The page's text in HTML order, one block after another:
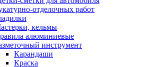
отделочных работ
кельмы
алюминиевые
инструмент
Карандаши
Краска